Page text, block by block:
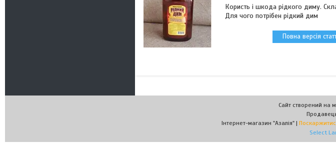
Користь і шкода рідкого диму.
Для чого потрібен рідкий дим
Повна версія
Сайт створений на
Інтернет-магазин "Азалія" |
Select